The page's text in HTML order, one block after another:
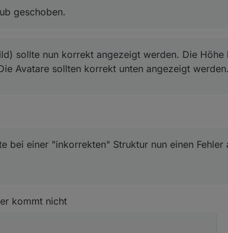
geschoben.
sollte nun korrekt angezeigt werden. Die Höhe
Avatare sollten korrekt unten angezeigt werden.
bei einer "inkorrekten" Struktur nun einen Fehler
kommt nicht